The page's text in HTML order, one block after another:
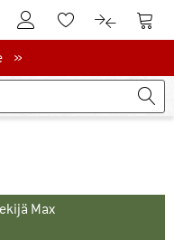
Tästä asiakastililleTästä toivelistalle.
Tästä
»
Max